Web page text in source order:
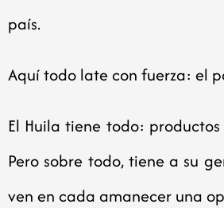
país.
Aquí todo late con fuerza: el
El Huila tiene todo:
Pero sobre todo, tiene a su
ven en cada amanecer una